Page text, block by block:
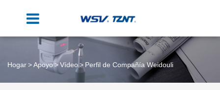
Hogar Apoyo Vídeo Perfil de Compañía Weidouli